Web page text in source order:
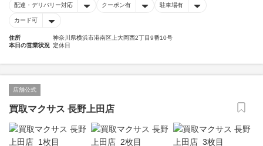
配達・デリバリー対応 クーポン有 駐車場有
カード可
住所
神奈川県横浜市港南区上大岡西2丁目9番10号
本日の営業状況 定休日
店舗公式
買取マクサス 長野上田店